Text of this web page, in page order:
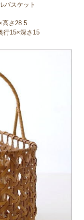
バスケット
高さ28.5
行15×深さ15